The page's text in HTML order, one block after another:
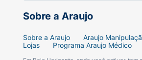
Sobre a Araujo
Sobre a Araujo Araujo
Lojas
Programa Araujo Médico